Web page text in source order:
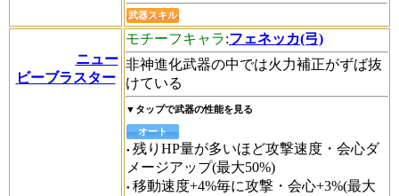
武器スキル
ニュー
ビーブラスター
モチーフキャラ:フェネッカ(弓)
非神進化武器の中では火力補正がずば抜
けている
▼タップで武器の性能を見る
オート
残りHP量が多いほど攻撃速度・会心ダ
メージアップ(最大50%)
移動速度+4%毎に攻撃・会心+3%(最大